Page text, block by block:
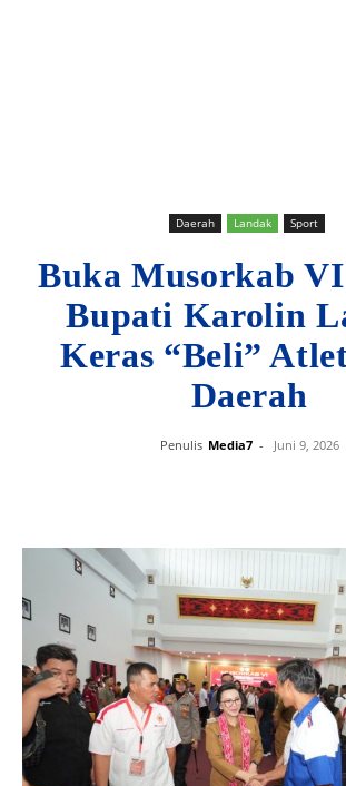
Daerah Landak Sport
Buka Musorkab
Bupati Karolin
Keras “Beli”
Daerah
Penulis Media7 - Juni 9, 2026